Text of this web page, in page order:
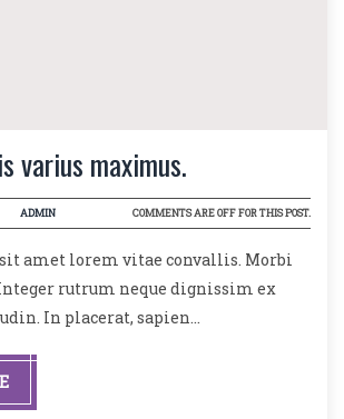
varius maximus.
ADMIN COMMENTS ARE OFF FOR THIS POST.
amet lorem vitae convallis. Morbi
rutrum neque dignissim ex
In placerat, sapien…